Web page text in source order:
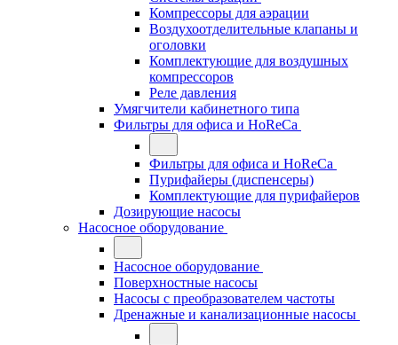
Компрессоры для аэрации
Воздухоотделительные клапаны и
оголовки
Комплектующие для воздушных
компрессоров
Реле давления
Умягчители кабинетного типа
Фильтры для офиса и HoReCa
Фильтры для офиса и HoReCa
Пурифайеры (диспенсеры)
Комплектующие для пурифайеров
Дозирующие насосы
Насосное оборудование
Насосное оборудование
Поверхностные насосы
Насосы с преобразователем частоты
Дренажные и канализационные насосы